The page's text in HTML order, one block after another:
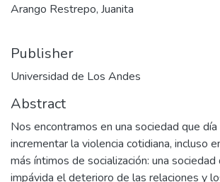
Arango Restrepo, Juanita
Publisher
Universidad de Los Andes
Abstract
Nos encontramos en una sociedad que día
incrementar la violencia cotidiana, incluso
más íntimos de socialización: una
impávida el deterioro de las relaciones y